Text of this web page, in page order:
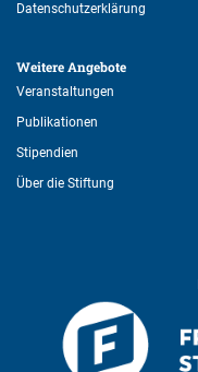
Datenschutzerklärung
Weitere Angebote
Veranstaltungen
Publikationen
Stipendien
Über die Stiftung